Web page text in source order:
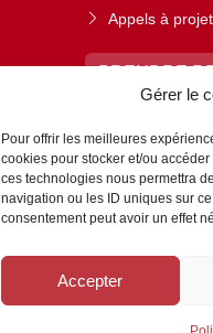
Gérer le
Pour offrir les meilleures
cookies pour stocker et/ou
ces technologies nous permettra
navigation ou les ID uniques sur
consentement peut avoir un effet
Accepter
Appels à
PRENDRE